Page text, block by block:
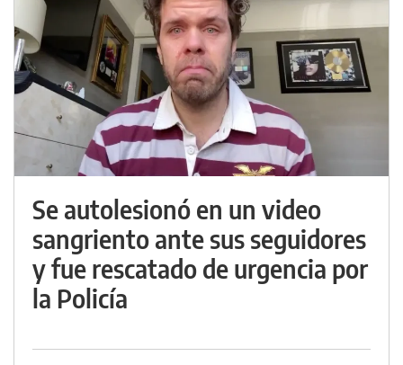
Se autolesionó en un video
sangriento ante sus seguidores
y fue rescatado de urgencia por
la Policía